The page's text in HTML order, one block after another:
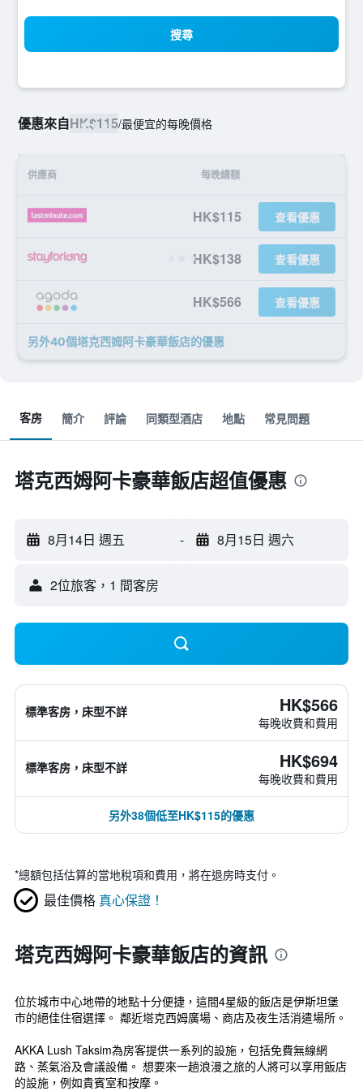
搜尋
優惠來自HK$115/最便宜的每晚價格
供應商 每晚總額
HK$115 查看優惠
HK$138 查看優惠
HK$566 查看優惠
另外40個塔克西姆阿卡豪華飯店​的優惠
客房 簡介 評論 同類型酒店 地點 常見問題
塔克西姆阿卡豪華飯店超值優惠
8月14日 週五 - 8月15日 週六
2位旅客，1 間客房
標準客房，床型不詳 HK$566
每晚收費和費用
標準客房，床型不詳 HK$694
每晚收費和費用
另外38個低至HK$115的優惠
*總額包括估算的當地稅項和費用，將在退房時支付。
最佳價格 真心保證！
塔克西姆阿卡豪華飯店的資訊
位於城市中心地帶的地點十分便捷，這間4星級的飯店是伊斯坦堡
市的絕佳住宿選擇。 鄰近塔克西姆廣場、商店及夜生活消遣場所。
AKKA Lush Taksim為房客提供一系列的設施，包括免費無線網
路、蒸氣浴及會議設備。 想要來一趟浪漫之旅的人將可以享用飯店
的設施，例如貴賓室和按摩。